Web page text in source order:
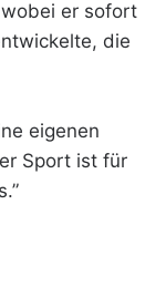
er sofort
die
eigenen
Sport ist für